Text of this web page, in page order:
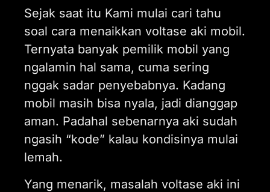
Sejak saat itu Kami mulai cari tahu
soal cara menaikkan voltase aki mobil.
Ternyata banyak pemilik mobil yang
ngalamin hal sama, cuma sering
nggak sadar penyebabnya. Kadang
mobil masih bisa nyala, jadi dianggap
aman. Padahal sebenarnya aki sudah
ngasih “kode” kalau kondisinya mulai
lemah.
Yang menarik, masalah voltase aki ini